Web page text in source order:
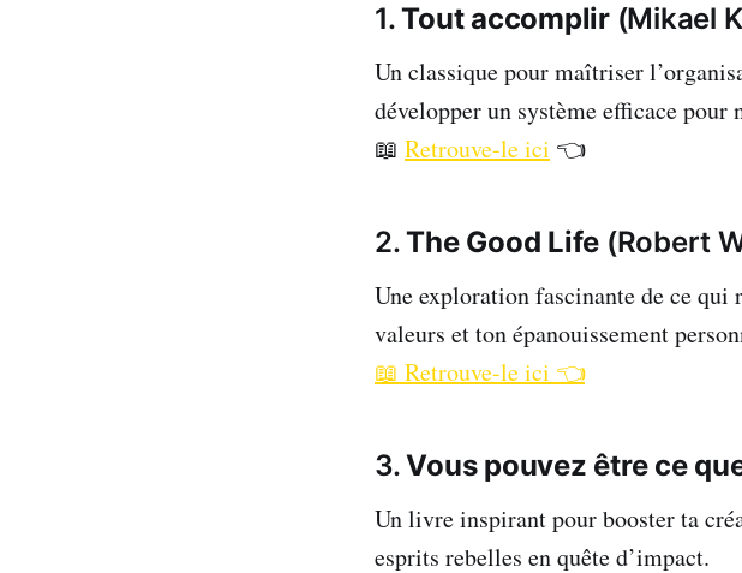
1.Tout accomplir(Mikael
Un classique pour maîtriser
développer un système efficace pour
📖 Retrouve-le ici 👈
2.The Good Life (Robert
Une exploration fascinante de ce
valeurs et ton épanouissement
📖 Retrouve-le ici 👈
3.Vous pouvez être ce
Un livre inspirant pour booster ta
esprits rebelles en quête d’impact.